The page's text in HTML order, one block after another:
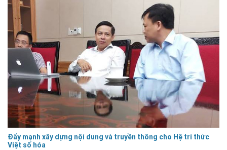
Đẩy mạnh xây dựng nội dung và truyền thông cho Hệ tri thức
Việt số hóa